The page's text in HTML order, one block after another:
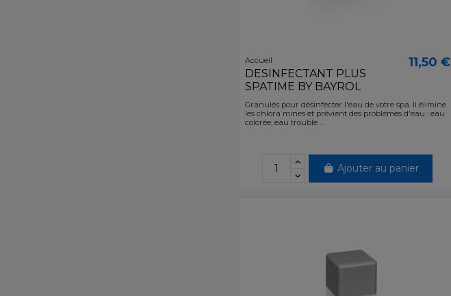
Accueil
DESINFECTANT PLUS
SPATIME BY BAYROL
11,50 €
Granulés pour désinfecter l'eau de votre spa. Il élimine
les chlora mines et prévient des problèmes d'eau : eau
colorée, eau trouble ...
Ajouter au panier